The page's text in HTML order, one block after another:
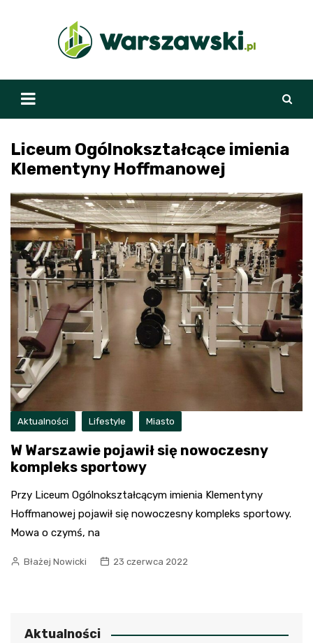
Liceum Ogólnokształcące imienia
Klementyny Hoffmanowej
Aktualności Lifestyle Miasto
W Warszawie pojawił się nowoczesny
kompleks sportowy
Przy Liceum Ogólnokształcącym imienia Klementyny
Hoffmanowej pojawił się nowoczesny kompleks sportowy.
Mowa o czymś, na
Błażej Nowicki 23 czerwca 2022
Aktualności